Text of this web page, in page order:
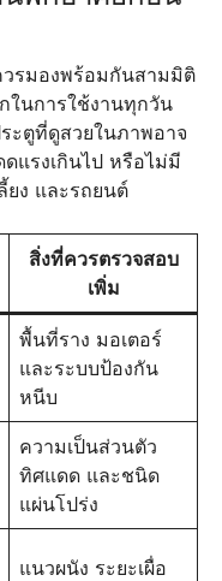
รมองพร้อมกันสามมิติ
นการใช้งานทุกวัน
ะตูที่ดูสวยในภาพอาจ
แรงเกินไป หรือไม่มี
ยง และรถยนต์
สิ่งที่ควรตรวจสอบ
เพิ่ม
พื้นที่ราง มอเตอร์
และระบบป้องกัน
หนีบ
ความเป็นส่วนตัว
ทิศแดด และชนิด
แผ่นโปร่ง
แนวผนัง ระยะเผื่อ